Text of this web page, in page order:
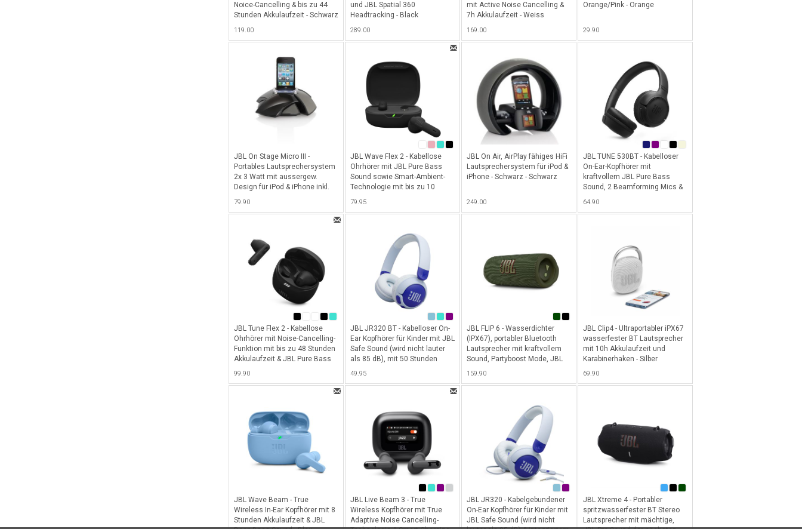
Noice-Cancelling & bis zu 44
Stunden Akkulaufzeit - Schwarz
119.00
und JBL Spatial 360
Headtracking - Black
289.00
mit Active Noise Cancelling &
7h Akkulaufzeit - Weiss
169.00
Orange/Pink - Orange
29.90
JBL On Stage Micro III -
Portables Lautsprechersystem
2x 3 Watt mit aussergew.
Design für iPod & iPhone inkl.
79.90
JBL Wave Flex 2 - Kabellose
Ohrhörer mit JBL Pure Bass
Sound sowie Smart-Ambient-
Technologie mit bis zu 10
79.95
JBL On Air, AirPlay fähiges HiFi
Lautsprechersystem für iPod &
iPhone - Schwarz - Schwarz
249.00
JBL TUNE 530BT - Kabelloser
On-Ear-Kopfhörer mit
kraftvollem JBL Pure Bass
Sound, 2 Beamforming Mics &
64.90
JBL Tune Flex 2 - Kabellose
Ohrhörer mit Noise-Cancelling-
Funktion mit bis zu 48 Stunden
Akkulaufzeit & JBL Pure Bass
99.90
JBL JR320 BT - Kabelloser On-
Ear Kopfhörer für Kinder mit JBL
Safe Sound (wird nicht lauter
als 85 dB), mit 50 Stunden
49.95
JBL FLIP 6 - Wasserdichter
(IPX67), portabler Bluetooth
Lautsprecher mit kraftvollem
Sound, Partyboost Mode, JBL
159.90
JBL Clip4 - Ultraportabler iPX67
wasserfester BT Lautsprecher
mit 10h Akkulaufzeit und
Karabinerhaken - Silber
69.90
JBL Wave Beam - True
Wireless In-Ear Kopfhörer mit 8
Stunden Akkulaufzeit & JBL
JBL Live Beam 3 - True
Wireless Kopfhörer mit True
Adaptive Noise Cancelling-
JBL JR320 - Kabelgebundener
On-Ear Kopfhörer für Kinder mit
JBL Safe Sound (wird nicht
JBL Xtreme 4 - Portabler
spritzwasserfester BT Stereo
Lautsprecher mit mächtige,